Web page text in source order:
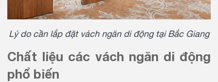
Lý do cần lắp đặt vách ngăn di động tại Bắc Giang
Chất liệu các vách ngăn di động
phổ biến